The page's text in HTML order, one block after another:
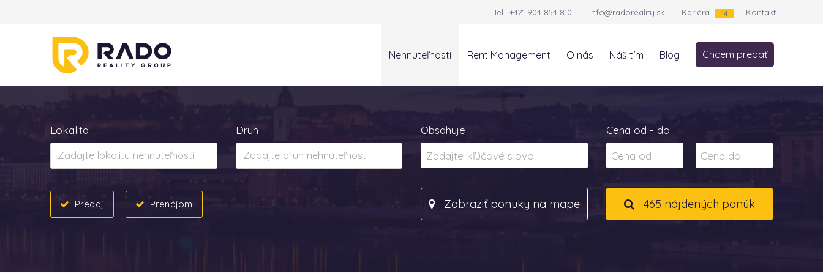
Tel.: +421 904 854 810 info@radoreality.sk Kariéra 14 Kontakt
Nehnuteľnosti Rent Management O nás Náš tím Blog Chcem predať
Lokalita Druh Obsahuje Cena od - do
Predaj Prenájom Zobraziť ponuky na mape 465 nájdených ponúk